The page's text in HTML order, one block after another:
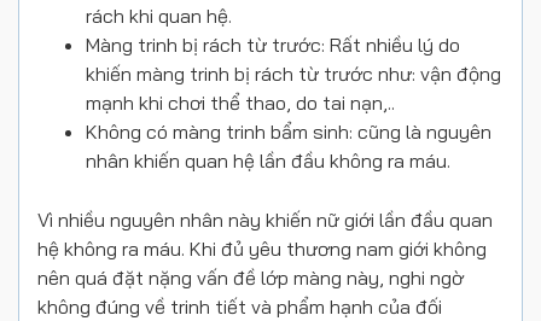
rách khi quan hệ.
Màng trinh bị rách từ trước: Rất nhiều lý do
khiến màng trinh bị rách từ trước như: vận động
mạnh khi chơi thể thao, do tai nạn,..
Không có màng trinh bẩm sinh: cũng là nguyên
nhân khiến quan hệ lần đầu không ra máu.
Vì nhiều nguyên nhân này khiến nữ giới lần đầu quan
hệ không ra máu. Khi đủ yêu thương nam giới không
nên quá đặt nặng vấn đề lớp màng này, nghi ngờ
không đúng về trinh tiết và phẩm hạnh của đối